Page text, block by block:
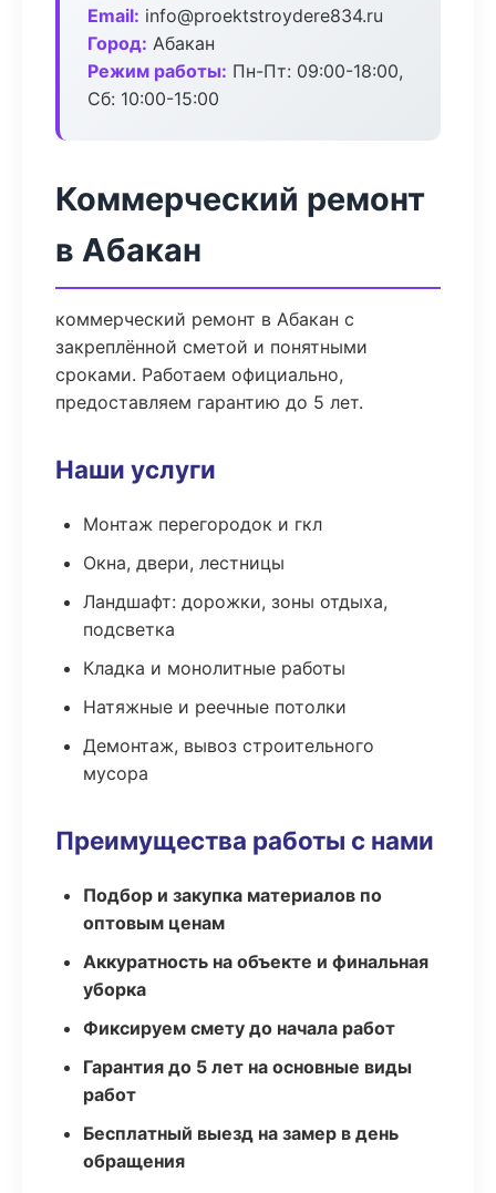
Email: info@proektstroydere834.ru
Город: Абакан
Режим работы: Пн-Пт: 09:00-18:00,
Сб: 10:00-15:00
Коммерческий ремонт
в Абакан
коммерческий ремонт в Абакан с
закреплённой сметой и понятными
сроками. Работаем официально,
предоставляем гарантию до 5 лет.
Наши услуги
Монтаж перегородок и гкл
Окна, двери, лестницы
Ландшафт: дорожки, зоны отдыха,
подсветка
Кладка и монолитные работы
Натяжные и реечные потолки
Демонтаж, вывоз строительного
мусора
Преимущества работы с нами
Подбор и закупка материалов по
оптовым ценам
Аккуратность на объекте и финальная
уборка
Фиксируем смету до начала работ
Гарантия до 5 лет на основные виды
работ
Бесплатный выезд на замер в день
обращения